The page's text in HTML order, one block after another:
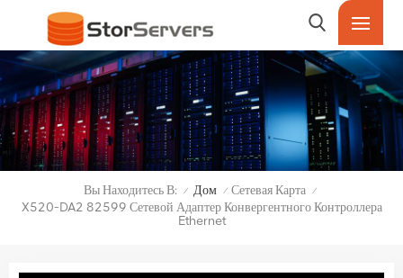
Вы Находитесь В: / Дом / Сетевая Карта /
X520-DA2 82599 Сетевой Адаптер Конвергентного Контроллера
Ethernet